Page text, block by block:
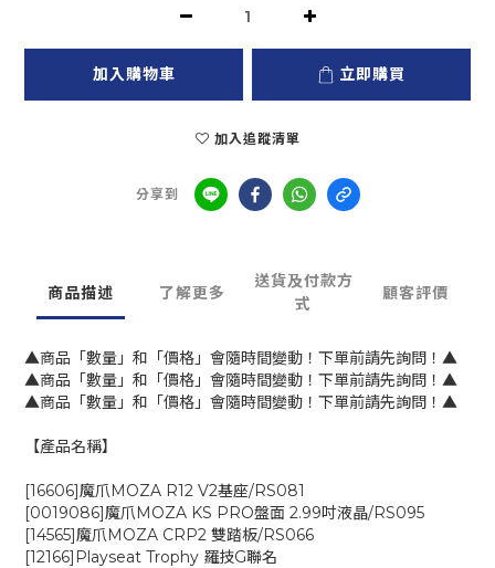
加入購物車 立即購買
加入追蹤清單
分享到
商品描述 了解更多
送貨及付款方
式
顧客評價
▲商品「數量」和「價格」會隨時間變動！下單前請先詢問！▲
▲商品「數量」和「價格」會隨時間變動！下單前請先詢問！▲
▲商品「數量」和「價格」會隨時間變動！下單前請先詢問！▲
【產品名稱】
[16606]魔爪MOZA R12 V2基座/RS081
[0019086]魔爪MOZA KS PRO盤面 2.99吋液晶/RS095
[14565]魔爪MOZA CRP2 雙踏板/RS066
[12166]Playseat Trophy 羅技G聯名